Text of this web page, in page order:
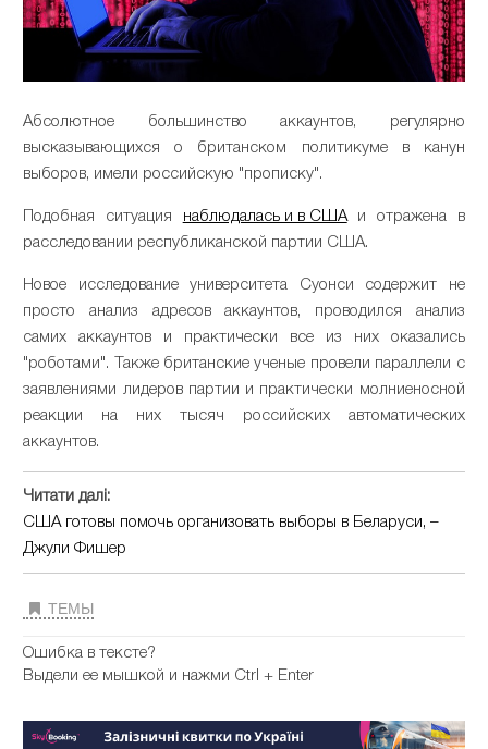
Абсолютное большинство аккаунтов, регулярно
высказывающихся о британском политикуме в канун
выборов, имели российскую "прописку".
Подобная ситуация наблюдалась и в СШАи отражена в
расследовании республиканской партии США.
Новое исследование университета Суонси содержит не
просто анализ адресов аккаунтов, проводился анализ
самих аккаунтов и практически все из них оказались
"роботами". Также британские ученые провели параллели с
заявлениями лидеров партии и практически молниеносной
реакции на них тысяч российских автоматических
аккаунтов.
Читати далі:
США готовы помочь организовать выборы в Беларуси, –
Джули Фишер
ТЕМЫ
Ошибка в тексте?
Выдели ее мышкой и нажми Ctrl + Enter